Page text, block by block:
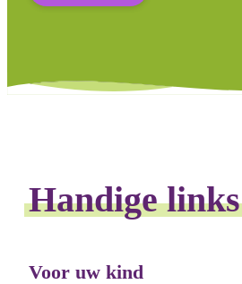
Handige links
Voor uw kind